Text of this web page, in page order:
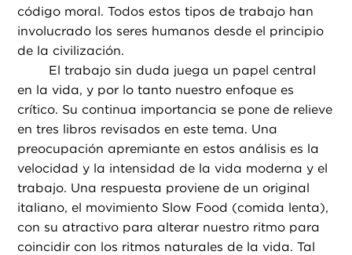
código moral. Todos estos tipos de trabajo han
involucrado los seres humanos desde el principio
de la civilización.
El trabajo sin duda juega un papel central
en la vida, y por lo tanto nuestro enfoque es
crítico. Su continua importancia se pone de relieve
en tres libros revisados en este tema. Una
preocupación apremiante en estos análisis es la
velocidad y la intensidad de la vida moderna y el
trabajo. Una respuesta proviene de un original
italiano, el movimiento Slow Food (comida lenta),
con su atractivo para alterar nuestro ritmo para
coincidir con los ritmos naturales de la vida. Tal